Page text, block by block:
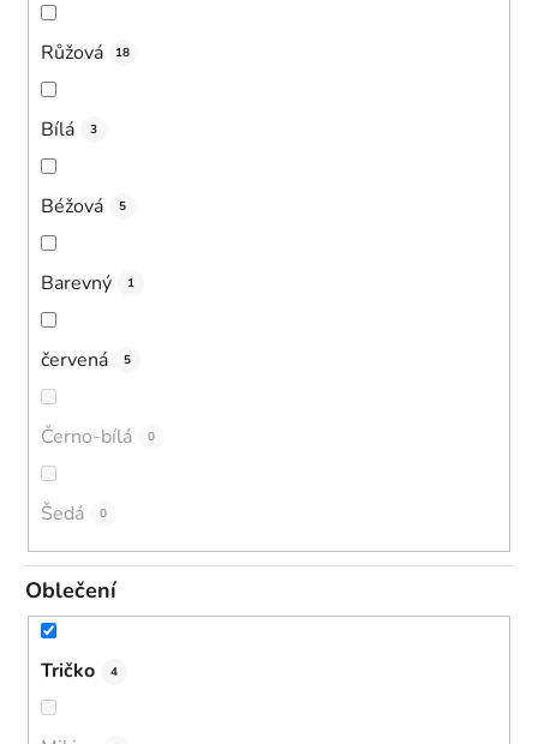
Růžová 18
Bílá 3
Béžová 5
Barevný 1
červená 5
Černo-bílá 0
Šedá 0
Oblečení
Tričko 4